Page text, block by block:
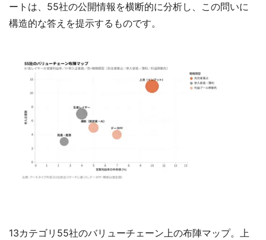
ートは、55社の公開情報を横断的に分析し、この問いに
構造的な答えを提示するものです。
13カテゴリ55社のバリューチェーン上の布陣マップ。上